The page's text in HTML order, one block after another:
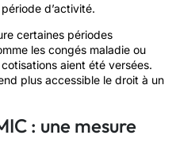
d’activité.
certaines périodes
les congés maladie ou
aient été versées.
plus accessible le droit à un
: une mesure